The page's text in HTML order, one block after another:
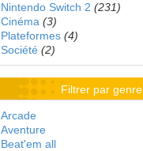
Nintendo Switch 2 (231)
Cinéma (3)
Plateformes (4)
Société (2)
Filtrer par genre
Arcade
Aventure
Beat'em all